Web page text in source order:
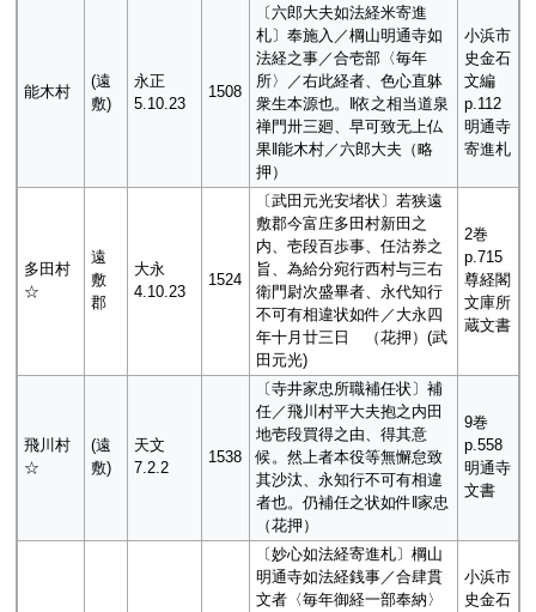
能木村
(遠
敷)
永正
5.10.23
1508
〔六郎大夫如法経米寄進
札〕奉施入／棡山明通寺如
法経之事／合壱部〈毎年
所〉／右此経者、色心直躰
衆生本源也。‖依之相当道泉
禅門卅三廻、早可致无上仏
果‖能木村／六郎大夫（略
押）
小浜市
史金石
文編
p.112
明通寺
寄進札
多田村
☆
遠
敷
郡
大永
4.10.23
1524
〔武田元光安堵状〕若狭遠
敷郡今富庄多田村新田之
内、壱段百歩事、任沽券之
旨、為給分宛行西村与三右
衛門尉次盛畢者、永代知行
不可有相違状如件／大永四
年十月廿三日 （花押）(武
田元光)
2巻
p.715
尊経閣
文庫所
蔵文書
飛川村
☆
(遠
敷)
天文
7.2.2
1538
〔寺井家忠所職補任状〕補
任／飛川村平大夫抱之内田
地壱段買得之由、得其意
候。然上者本役等無懈怠致
其沙汰、永知行不可有相違
者也。仍補任之状如件‖家忠
（花押）
9巻
p.558
明通寺
文書
〔妙心如法経寄進札〕棡山
明通寺如法経銭事／合肆貫
文者〈毎年御経一部奉納〉
小浜市
史金石